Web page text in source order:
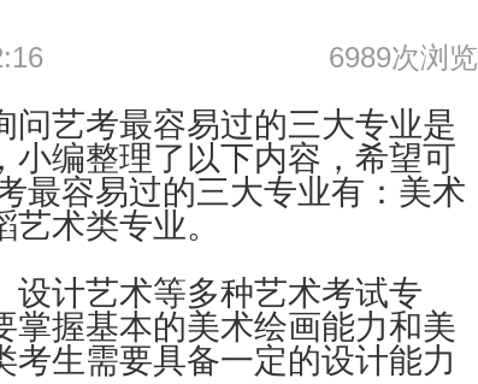
6989次浏览
问艺考最容易过的三大专业是
小编整理了以下内容，希望可
最容易过的三大专业有：美术
术类专业。
设计艺术等多种艺术考试专
掌握基本的美术绘画能力和美
考生需要具备一定的设计能力